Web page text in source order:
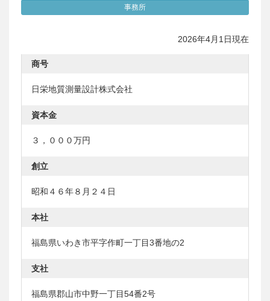
事務所
2026年4月1日現在
商号
日栄地質測量設計株式会社
資本金
３，０００万円
創立
昭和４６年８月２４日
本社
福島県いわき市平字作町一丁目3番地の2
支社
福島県郡山市中野一丁目54番2号